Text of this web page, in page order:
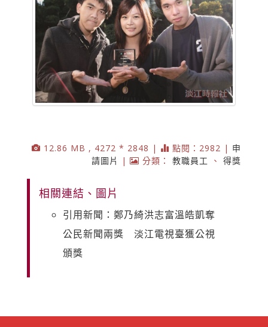
12.86 MB , 4272 * 2848 | 點閱：2982 | 申
請圖片
| 分類： 教職員工 、 得獎
相關連結、圖片
引用新聞：鄭乃綺洪志富溫皓凱奪
公民新聞兩獎 淡江電視臺獲公視
頒獎